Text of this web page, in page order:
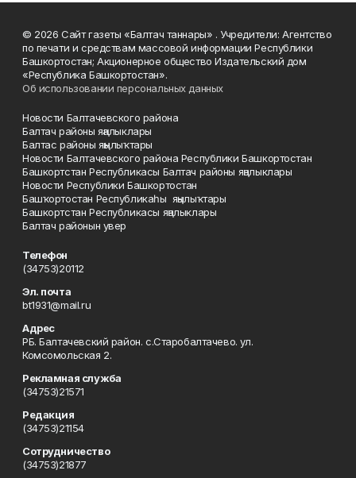
© 2026 Сайт газеты «Балтач таннары» . Учредители: Агентство
по печати и средствам массовой информации Республики
Башкортостан; Акционерное общество Издательский дом
«Республика Башкортостан».
Об использовании персональных данных
Новости Балтачевского района
Балтач районы яңалыклары
Балтас районы яңылыҡтары
Новости Балтачевского района Республики Башкортостан
Башкортстан Республикасы Балтач районы яңалыклары
Новости Республики Башкортостан
Башҡортостан Республикаһы яңылыҡтары
Башкортстан Республикасы яңалыклары
Балтач районын увер
Телефон
(34753)20112
Эл. почта
bt1931@mail.ru
Адрес
РБ. Балтачевский район. с.Старобалтачево. ул.
Комсомольская 2.
Рекламная служба
(34753)21571
Редакция
(34753)21154
Сотрудничество
(34753)21877